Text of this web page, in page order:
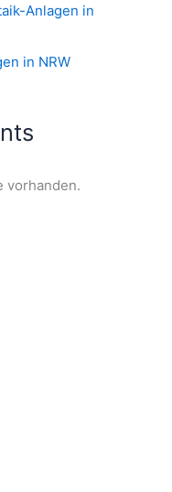
Anlagen in
in NRW
vorhanden.